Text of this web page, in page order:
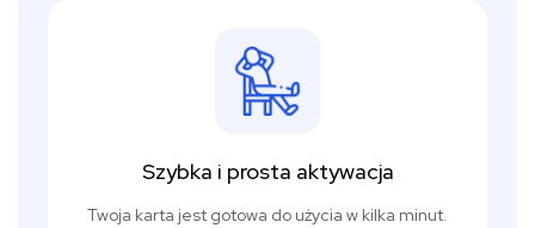
Szybka i prosta aktywacja
Twoja karta jest gotowa do użycia w kilka minut.